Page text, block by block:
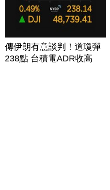
傳伊朗有意談判！道瓊彈
238點 台積電ADR收高